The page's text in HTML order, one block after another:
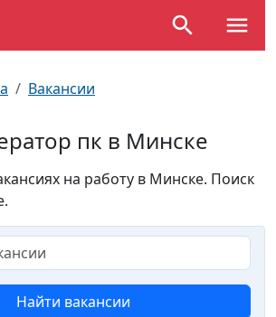
Вакансии
пк в Минске
на работу в Минске. Поиск
Найти вакансии
календарь